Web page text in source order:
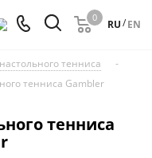
0
RU/EN
тенниса
-
тенниса Gambler
тенниса